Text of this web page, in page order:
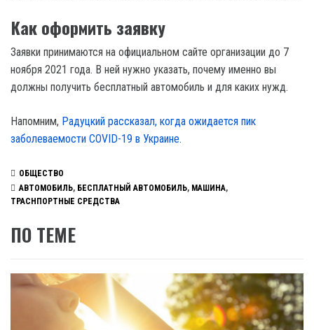
Как оформить заявку
Заявки принимаются на официальном сайте организации до 7
ноября 2021 года. В ней нужно указать, почему именно вы
должны получить бесплатный автомобиль и для каких нужд.
Напомним, Радуцкий рассказал, когда ожидается пик
заболеваемости COVID-19 в Украине.
ОБЩЕСТВО
АВТОМОБИЛЬ, БЕСПЛАТНЫЙ АВТОМОБИЛЬ, МАШИНА,
ТРАСНПОРТНЫЕ СРЕДСТВА
ПО ТЕМЕ